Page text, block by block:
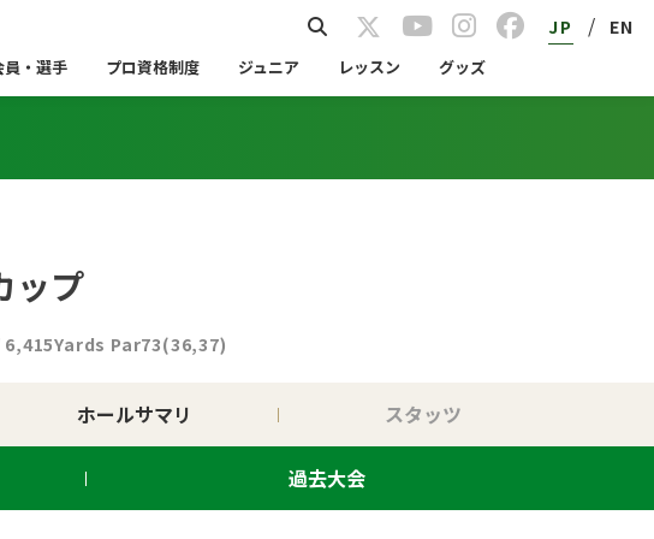
JP / EN
員・選手 プロ資格制度 ジュニア レッスン グッズ
ップ
6,415Yards Par73(36,37)
ホールサマリ スタッツ
過去大会